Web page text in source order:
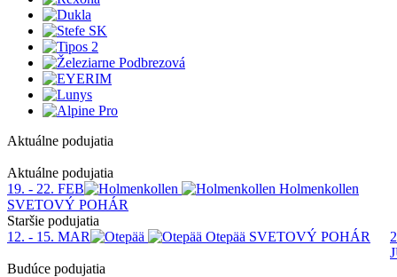
Aktuálne podujatia
Aktuálne podujatia
19. - 22. FEB
Holmenkollen
SVETOVÝ POHÁR
Staršie podujatia
12. - 15. MAR
Otepää SVETOVÝ POHÁR
Budúce podujatia